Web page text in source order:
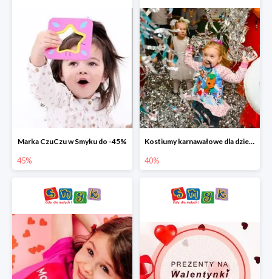
Marka CzuCzu w Smyku do -45%
45%
Kostiumy karnawałowe dla dzieci w Smyku do -40%
40%